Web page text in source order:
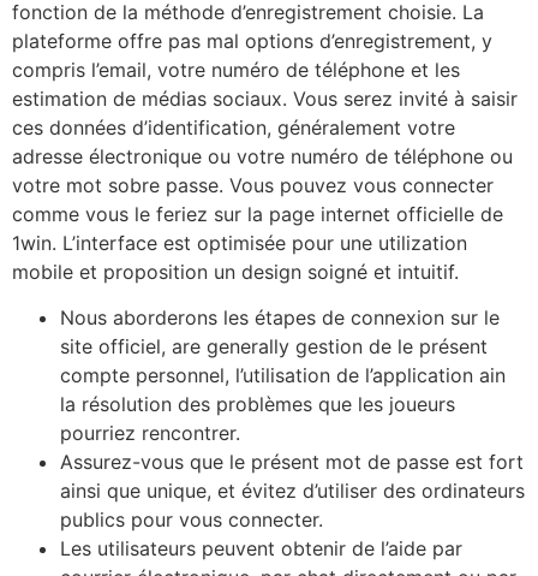
fonction de la méthode d’enregistrement choisie. La
plateforme offre pas mal options d’enregistrement, y
compris l’email, votre numéro de téléphone et les
estimation de médias sociaux. Vous serez invité à saisir
ces données d’identification, généralement votre
adresse électronique ou votre numéro de téléphone ou
votre mot sobre passe. Vous pouvez vous connecter
comme vous le feriez sur la page internet officielle de
1win. L’interface est optimisée pour une utilization
mobile et proposition un design soigné et intuitif.
Nous aborderons les étapes de connexion sur le
site officiel, are generally gestion de le présent
compte personnel, l’utilisation de l’application ain
la résolution des problèmes que les joueurs
pourriez rencontrer.
Assurez-vous que le présent mot de passe est fort
ainsi que unique, et évitez d’utiliser des ordinateurs
publics pour vous connecter.
Les utilisateurs peuvent obtenir de l’aide par